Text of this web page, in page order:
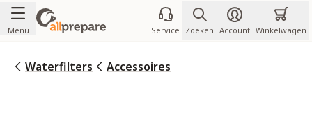
Ga naar de inhoud
Menu Service Zoeken Account Winkelwagen
Waterfilters Accessoires